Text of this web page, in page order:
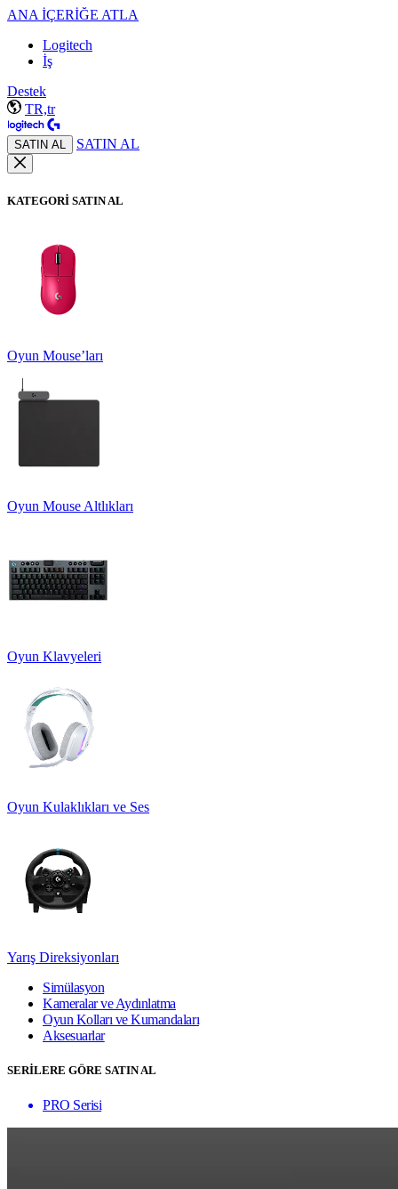
ANA İÇERİĞE ATLA
Logitech
İş
Destek
TR,tr
SATIN AL SATIN AL
KATEGORİ SATIN AL
Oyun Mouse’ları
Oyun Mouse Altlıkları
Oyun Klavyeleri
Oyun Kulaklıkları ve Ses
Yarış Direksiyonları
Simülasyon
Kameralar ve Aydınlatma
Oyun Kolları ve Kumandaları
Aksesuarlar
SERİLERE GÖRE SATIN AL
PRO Serisi